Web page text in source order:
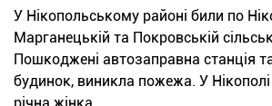
У Нікопольському районі били по
Марганецькій та Покровській
Пошкоджені автозаправна станція
будинок, виникла пожежа. У